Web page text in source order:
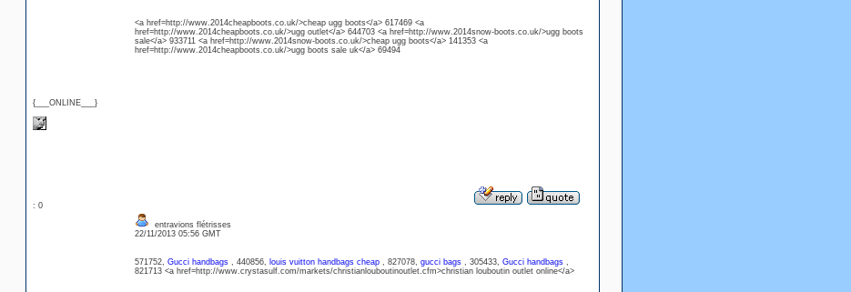
{___ONLINE___}
<a href=http://www.2014cheapboots.co.uk/>cheap ugg boots</a> 617469 <a
href=http://www.2014cheapboots.co.uk/>ugg outlet</a> 644703 <a href=http://www.2014snow-boots.co.uk/>ugg boots
sale</a> 933711 <a href=http://www.2014snow-boots.co.uk/>cheap ugg boots</a> 141353 <a
href=http://www.2014cheapboots.co.uk/>ugg boots sale uk</a> 69494
: 0
entravions flétrisses
22/11/2013 05:56 GMT
571752, Gucci handbags, 440856, louis vuitton handbags cheap, 827078, gucci bags, 305433, Gucci handbags,
821713 <a href=http://www.crystasulf.com/markets/christianlouboutinoutlet.cfm>christian louboutin outlet online</a>